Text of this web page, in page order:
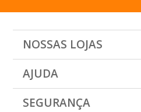
NOSSAS LOJAS
AJUDA
SEGURANÇA